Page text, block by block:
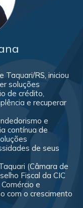
Taquari/RS, iniciou
soluções
de crédito,
e recuperar
e
contínua de
de seus
(Câmara de
Fiscal da CIC
e
com o crescimento